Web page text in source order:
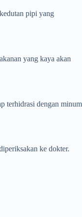
pipi yang
yang kaya akan
terhidrasi dengan minum
ke dokter.